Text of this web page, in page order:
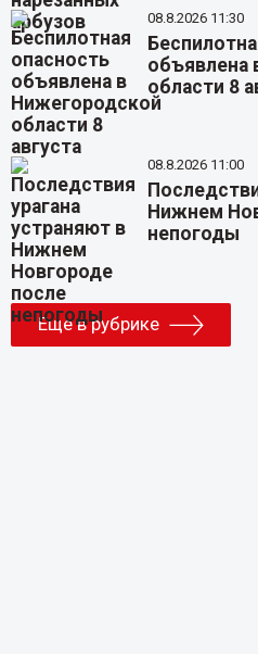
08.8.2026 11:30
объявлена
области 8
08.8.2026 11:00
Нижнем
непогоды
Еще в рубрике